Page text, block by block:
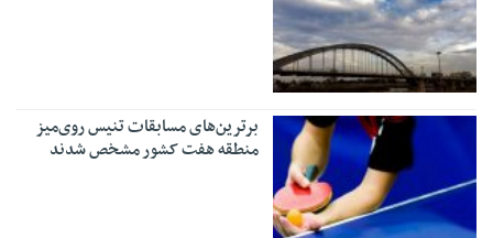
برترین‌های مسابقات تنیس روی‌میز
منطقه هفت کشور مشخص شدند